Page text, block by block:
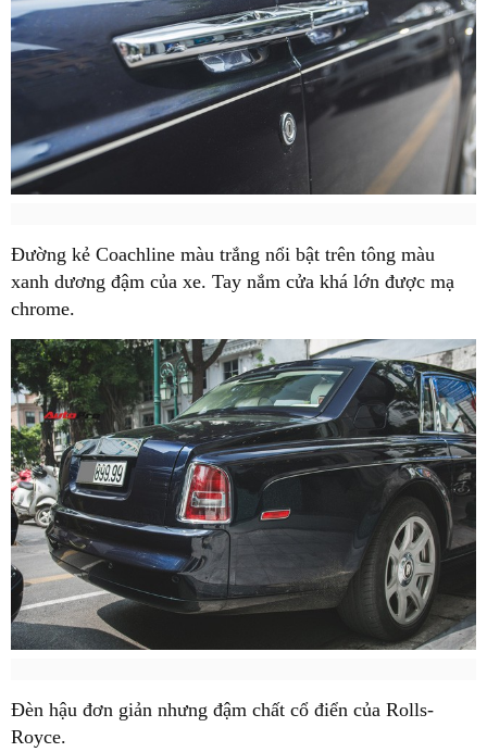
Đường kẻ Coachline màu trắng nổi bật trên tông màu
xanh dương đậm của xe. Tay nắm cửa khá lớn được mạ
chrome.
Đèn hậu đơn giản nhưng đậm chất cổ điển của Rolls-
Royce.